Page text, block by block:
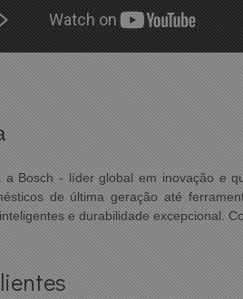
a Bosch - líder global em inovação e
de última geração até
e durabilidade excepcional.